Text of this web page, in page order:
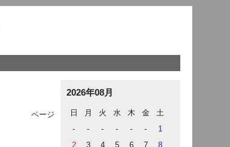
ページ
2026年08月
日 月 火 水 木 金
土
-
- - - - -
1
2
3 4 5 6 7
8